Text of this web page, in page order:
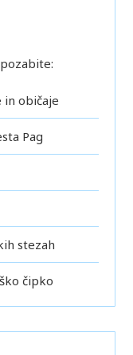
običaje
Pag
stezah
čipko